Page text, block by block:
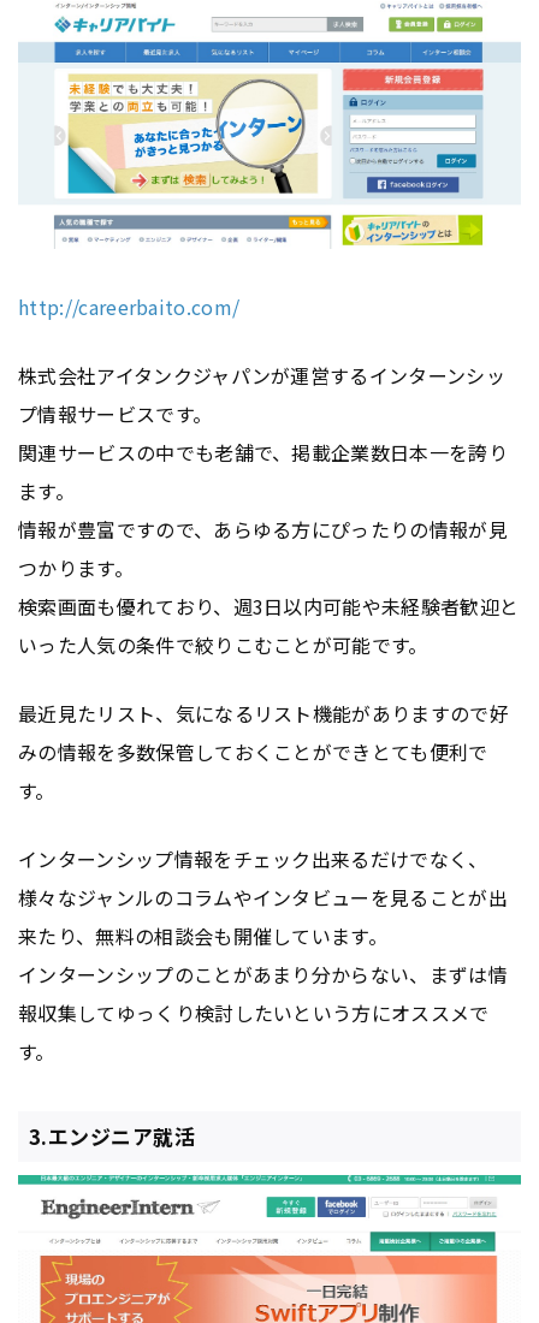
http://careerbaito.com/
株式会社アイタンクジャパンが運営するインターンシッ
プ情報サービスです。
関連サービスの中でも老舗で、掲載企業数日本一を誇り
ます。
情報が豊富ですので、あらゆる方にぴったりの情報が見
つかります。
検索画面も優れており、週3日以内可能や未経験者歓迎と
いった人気の条件で絞りこむことが可能です。
最近見たリスト、気になるリスト機能がありますので好
みの情報を多数保管しておくことができとても便利で
す。
インターンシップ情報をチェック出来るだけでなく、
様々なジャンルのコラムやインタビューを見ることが出
来たり、無料の相談会も開催しています。
インターンシップのことがあまり分からない、まずは情
報収集してゆっくり検討したいという方にオススメで
す。
3.エンジニア就活